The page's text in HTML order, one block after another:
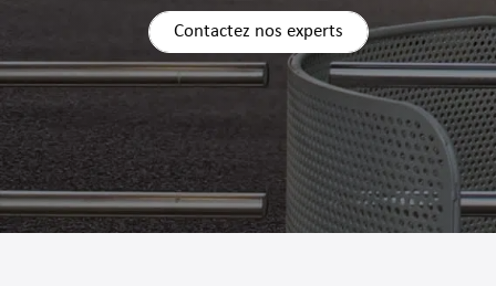
Contactez nos experts